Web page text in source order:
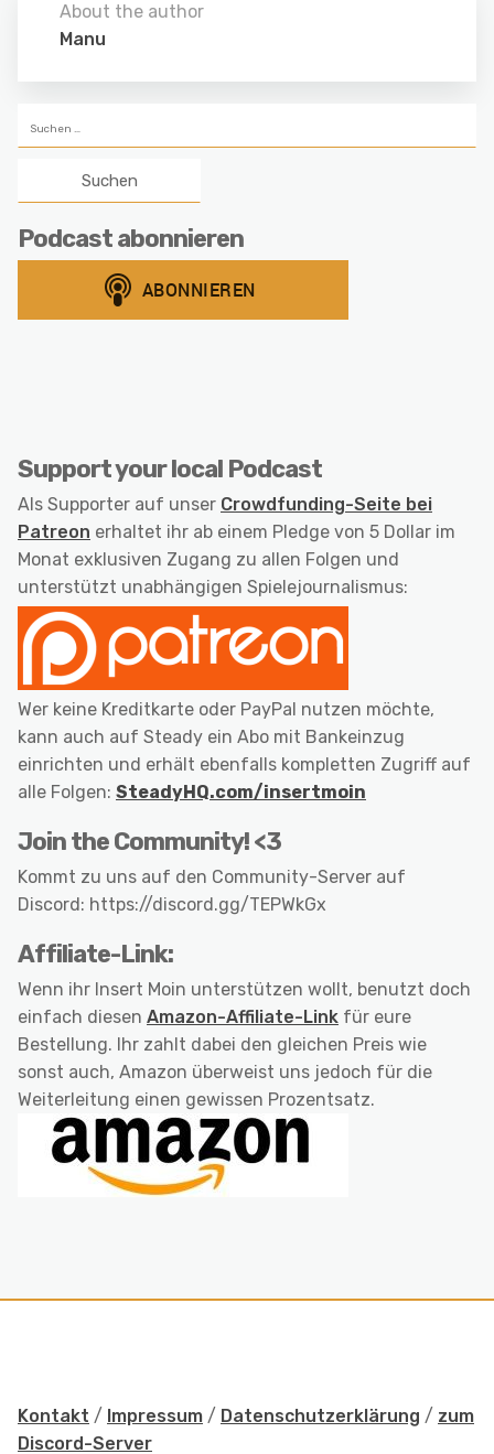
About the author
Manu
nach:
Podcast abonnieren
Support your local Podcast
Als Supporter auf unser Crowdfunding-Seite bei
Patreon erhaltet ihr ab einem Pledge von 5 Dollar im
Monat exklusiven Zugang zu allen Folgen und
unterstützt unabhängigen Spielejournalismus:
Wer keine Kreditkarte oder PayPal nutzen möchte,
kann auch auf Steady ein Abo mit Bankeinzug
einrichten und erhält ebenfalls kompletten Zugriff auf
alle Folgen: SteadyHQ.com/insertmoin
Join the Community! <3
Kommt zu uns auf den Community-Server auf
Discord: https://discord.gg/TEPWkGx
Affiliate-Link:
Wenn ihr Insert Moin unterstützen wollt, benutzt doch
einfach diesen Amazon-Affiliate-Link für eure
Bestellung. Ihr zahlt dabei den gleichen Preis wie
sonst auch, Amazon überweist uns jedoch für die
Weiterleitung einen gewissen Prozentsatz.
Kontakt / Impressum / Datenschutzerklärung / zum
Discord-Server